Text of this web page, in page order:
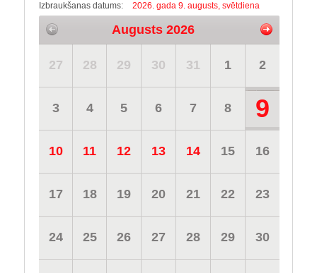
Izbraukšanas datums: 2026. gada 9. augusts, svētdiena
Augusts 2026
27 28 29 30 31 1 2
3 4 5 6 7 8 9
10 11 12 13 14 15 16
17 18 19 20 21 22 23
24 25 26 27 28 29 30